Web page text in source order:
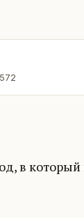
572
в который